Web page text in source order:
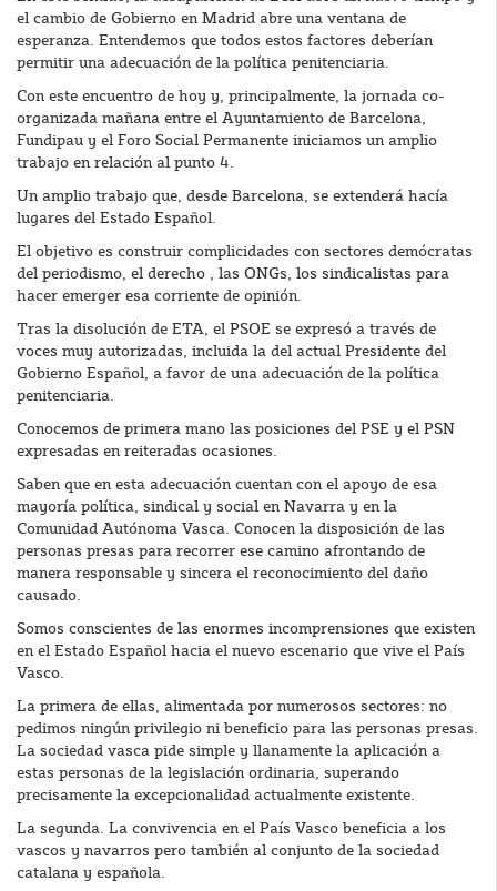
el cambio de Gobierno en Madrid abre una ventana de
esperanza. Entendemos que todos estos factores deberían
permitir una adecuación de la política penitenciaria.
Con este encuentro de hoy y, principalmente, la jornada co-
organizada mañana entre el Ayuntamiento de Barcelona,
Fundipau y el Foro Social Permanente iniciamos un amplio
trabajo en relación al punto 4.
Un amplio trabajo que, desde Barcelona, se extenderá hacía
lugares del Estado Español.
El objetivo es construir complicidades con sectores demócratas
del periodismo, el derecho , las ONGs, los sindicalistas para
hacer emerger esa corriente de opinión.
Tras la disolución de ETA, el PSOE se expresó a través de
voces muy autorizadas, incluida la del actual Presidente del
Gobierno Español, a favor de una adecuación de la política
penitenciaria.
Conocemos de primera mano las posiciones del PSE y el PSN
expresadas en reiteradas ocasiones.
Saben que en esta adecuación cuentan con el apoyo de esa
mayoría política, sindical y social en Navarra y en la
Comunidad Autónoma Vasca. Conocen la disposición de las
personas presas para recorrer ese camino afrontando de
manera responsable y sincera el reconocimiento del daño
causado.
Somos conscientes de las enormes incomprensiones que existen
en el Estado Español hacia el nuevo escenario que vive el País
Vasco.
La primera de ellas, alimentada por numerosos sectores: no
pedimos ningún privilegio ni beneficio para las personas presas.
La sociedad vasca pide simple y llanamente la aplicación a
estas personas de la legislación ordinaria, superando
precisamente la excepcionalidad actualmente existente.
La segunda. La convivencia en el País Vasco beneficia a los
vascos y navarros pero también al conjunto de la sociedad
catalana y española.